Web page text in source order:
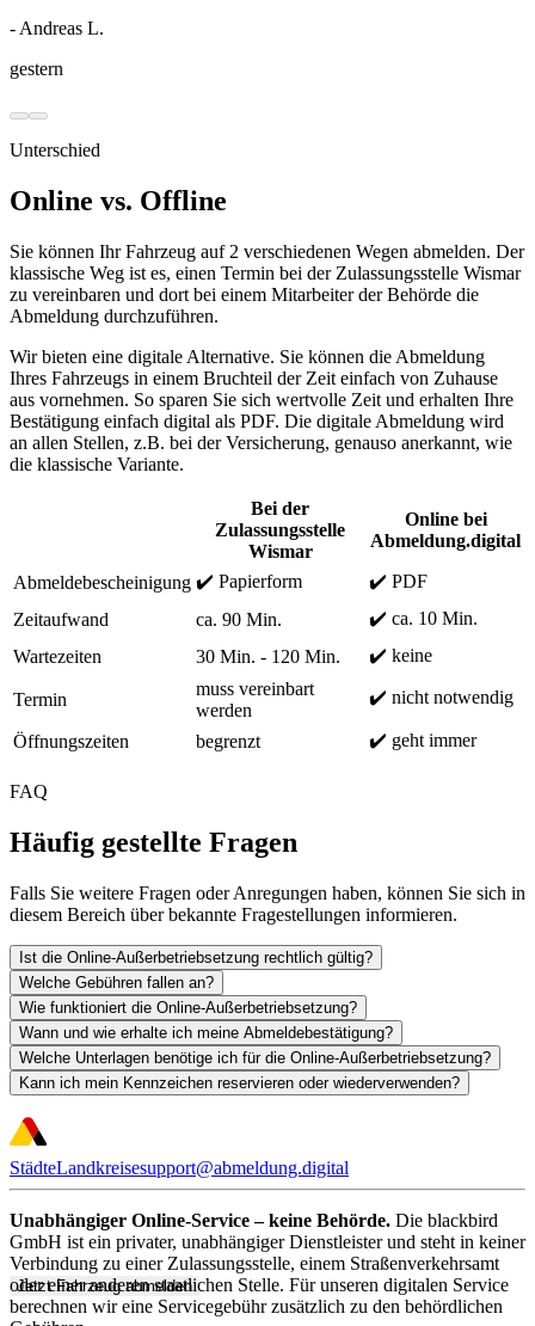
- Andreas L.
gestern
Unterschied
Online vs. Offline
Sie können Ihr Fahrzeug auf 2 verschiedenen Wegen abmelden. Der
klassische Weg ist es, einen Termin bei der Zulassungsstelle Wismar
zu vereinbaren und dort bei einem Mitarbeiter der Behörde die
Abmeldung durchzuführen.
Wir bieten eine digitale Alternative. Sie können die Abmeldung
Ihres Fahrzeugs in einem Bruchteil der Zeit einfach von Zuhause
aus vornehmen. So sparen Sie sich wertvolle Zeit und erhalten Ihre
Bestätigung einfach digital als PDF. Die digitale Abmeldung wird
an allen Stellen, z.B. bei der Versicherung, genauso anerkannt, wie
die klassische Variante.
Bei der
Zulassungsstelle
Wismar
Online bei
Abmeldung.digital
Abmeldebescheinigung ✔️ Papierform
✔️ PDF
Zeitaufwand
ca. 90 Min.
✔️ ca. 10 Min.
Wartezeiten
30 Min. - 120 Min. ✔️ keine
Termin
muss vereinbart
werden
✔️ nicht notwendig
Öffnungszeiten begrenzt ✔️ geht immer
FAQ
Häufig gestellte Fragen
Falls Sie weitere Fragen oder Anregungen haben, können Sie sich in
diesem Bereich über bekannte Fragestellungen informieren.
Ist die Online-Außerbetriebsetzung rechtlich gültig?
Welche Gebühren fallen an?
Wie funktioniert die Online-Außerbetriebsetzung?
Wann und wie erhalte ich meine Abmeldebestätigung?
Welche Unterlagen benötige ich für die Online-Außerbetriebsetzung?
Kann ich mein Kennzeichen reservieren oder wiederverwenden?
Jetzt Fahrzeug abmelden
StädteLandkreisesupport@abmeldung.digital
Unabhängiger Online-Service – keine Behörde. Die blackbird
GmbH ist ein privater, unabhängiger Dienstleister und steht in keiner
Verbindung zu einer Zulassungsstelle, einem Straßenverkehrsamt
oder einer anderen staatlichen Stelle. Für unseren digitalen Service
berechnen wir eine Servicegebühr zusätzlich zu den behördlichen